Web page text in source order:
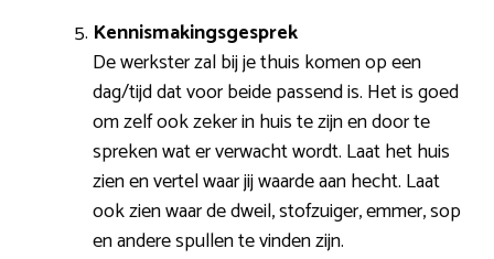
Kennismakingsgesprek
De werkster zal bij je thuis komen op een
dag/tijd dat voor beide passend is. Het is goed
om zelf ook zeker in huis te zijn en door te
spreken wat er verwacht wordt. Laat het huis
zien en vertel waar jij waarde aan hecht. Laat
ook zien waar de dweil, stofzuiger, emmer, sop
en andere spullen te vinden zijn.